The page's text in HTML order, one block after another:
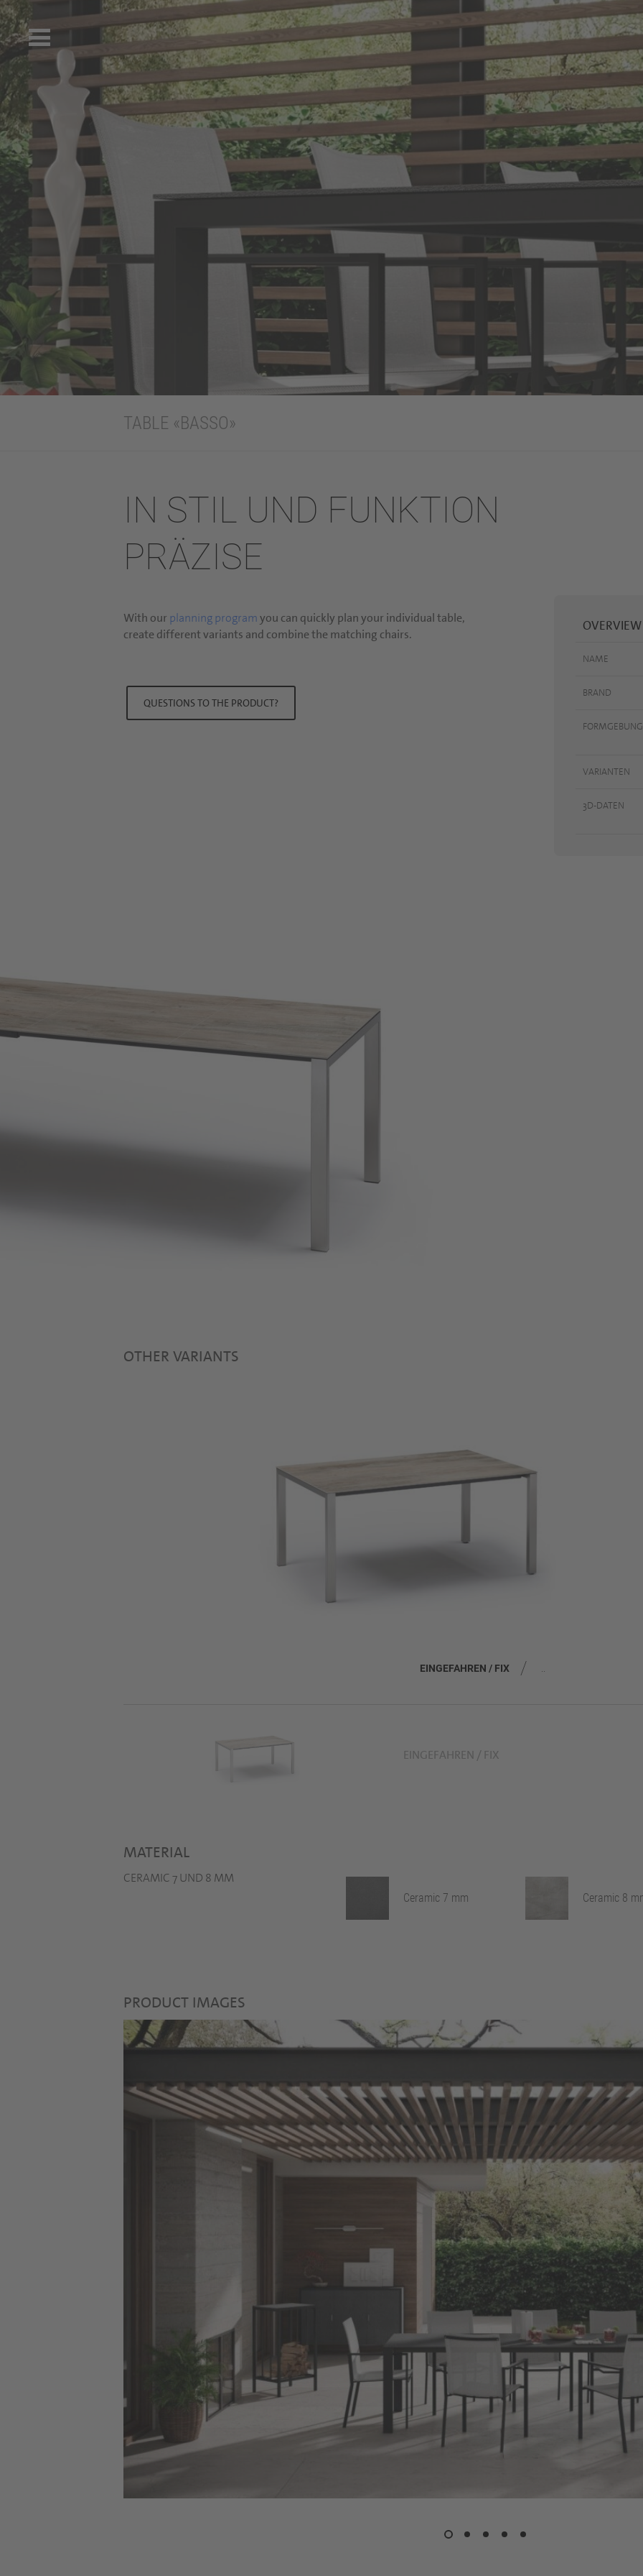
TABLE «BASSO»
IN STIL UND FUNKTION
PRÄZISE
With our planning programyou can quickly plan your individual table,
create different variants and combine the matching chairs.
QUESTIONS TO THE PRODUCT?
NAME
BRAND
FORMGEBUNG
VARIANTEN
3D-DATEN
OTHER VARIANTS
EINGEFAHREN / FIX
EINGEFAHREN / FIX
MATERIAL
CERAMIC 7 UND 8 MM
Ceramic 7 mm Ceramic 8
PRODUCT IMAGES